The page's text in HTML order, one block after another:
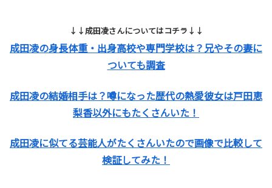
↓↓成田凌さんについてはコチラ↓↓
成田凌の身長体重・出身高校や専門学校は？兄やその妻に
ついても調査
成田凌の結婚相手は？噂になった歴代の熱愛彼女は戸田恵
梨香以外にもたくさんいた！
成田凌に似てる芸能人がたくさんいたので画像で比較して
検証してみた！